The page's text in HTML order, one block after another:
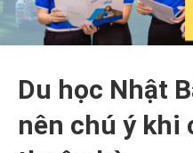
Du học Nhật
nên chú ý khi